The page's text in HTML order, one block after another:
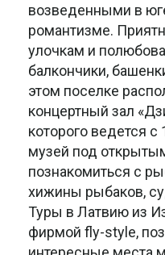
возведенными в
романтизме.
улочкам и
балкончики,
этом поселке
концертный зал
которого ведется с
музей под
познакомиться с
хижины рыбаков,
Туры в Латвию из
фирмой fly-style,